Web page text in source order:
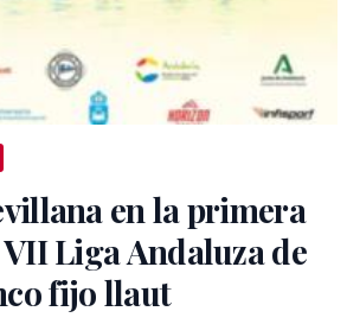
en la primera
Liga Andaluza de
fijo llaut